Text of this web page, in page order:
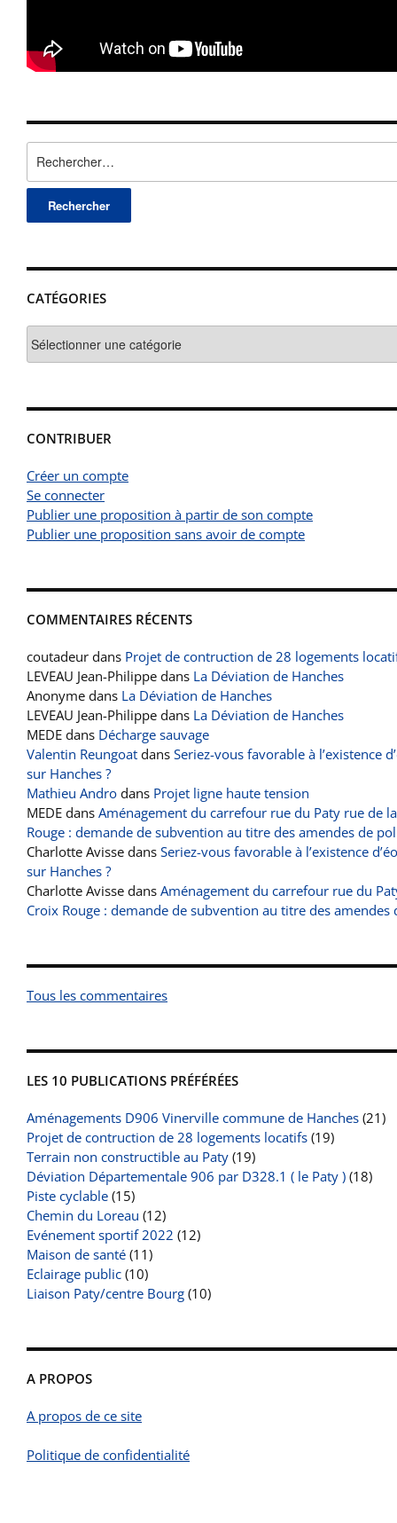
CATÉGORIES
CONTRIBUER
Créer un compte
Se connecter
Publier une proposition à partir de son compte
Publier une proposition sans avoir de compte
COMMENTAIRES RÉCENTS
coutadeur dans Projet de contruction de 28 logements
LEVEAU Jean-Philippe dans La Déviation de Hanches
Anonyme dans La Déviation de Hanches
LEVEAU Jean-Philippe dans La Déviation de Hanches
MEDE dans Décharge sauvage
Valentin Reungoat dans Seriez-vous favorable à l’existence
sur Hanches ?
Mathieu Andro dans Projet ligne haute tension
MEDE dans Aménagement du carrefour rue du Paty rue de
Rouge : demande de subvention au titre des amendes de
Charlotte Avisse dans Seriez-vous favorable à l’existence
sur Hanches ?
Charlotte Avisse dans Aménagement du carrefour rue du
Croix Rouge : demande de subvention au titre des amendes
Tous les commentaires
LES 10 PUBLICATIONS PRÉFÉRÉES
Aménagements D906 Vinerville commune de Hanches (21)
Projet de contruction de 28 logements locatifs (19)
Terrain non constructible au Paty (19)
Déviation Départementale 906 par D328.1 ( le Paty ) (18)
Piste cyclable (15)
Chemin du Loreau (12)
Evénement sportif 2022 (12)
Maison de santé (11)
Eclairage public (10)
Liaison Paty/centre Bourg (10)
A PROPOS
A propos de ce site
Politique de confidentialité